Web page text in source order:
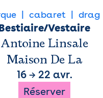
cabaret drag
Vestaire
Antoine Linsale
Maison De La
16→ 22 avr.
Réserver